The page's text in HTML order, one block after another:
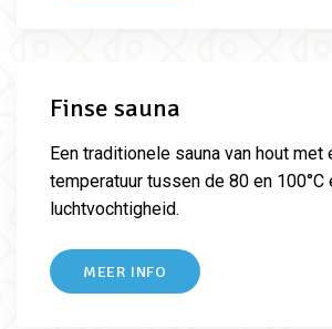
Finse sauna
Een traditionele sauna van hout met
temperatuur tussen de 80 en 100°C
luchtvochtigheid.
MEER INFO